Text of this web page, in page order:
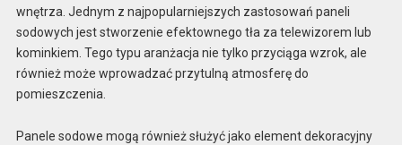
wnętrza. Jednym z najpopularniejszych zastosowań paneli
sodowych jest stworzenie efektownego tła za telewizorem lub
kominkiem. Tego typu aranżacja nie tylko przyciąga wzrok, ale
również może wprowadzać przytulną atmosferę do
pomieszczenia.
Panele sodowe mogą również służyć jako element dekoracyjny